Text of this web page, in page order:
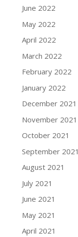
June 2022
May 2022
April 2022
March 2022
February 2022
January 2022
December 2021
November 2021
October 2021
September 2021
August 2021
July 2021
June 2021
May 2021
April 2021